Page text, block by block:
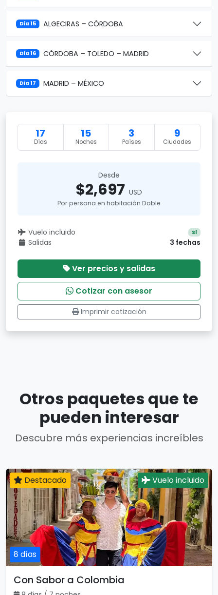
Día 15 ALGECIRAS – CÓRDOBA
Día 16 CÓRDOBA – TOLEDO – MADRID
Día 17 MADRID – MÉXICO
17
Días
15
Noches
3
Países
9
Ciudades
Desde
$2,697 USD
Por persona en habitación Doble
Vuelo incluido Sí
Salidas 3 fechas
Ver precios y salidas
Cotizar con asesor
Imprimir cotización
Otros paquetes que te
pueden interesar
Descubre más experiencias increíbles
8 días
Destacado Vuelo incluido
Con Sabor a Colombia